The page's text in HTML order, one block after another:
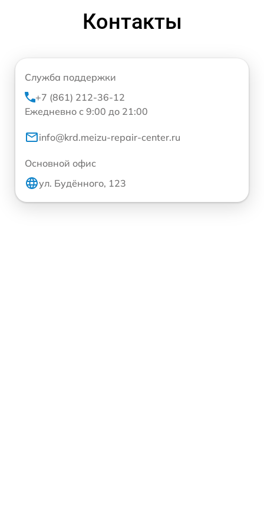
Контакты
Служба поддержки
+7 (861) 212-36-12
Ежедневно с 9:00 до 21:00
info@krd.meizu-repair-center.ru
Основной офис
ул. Будённого, 123